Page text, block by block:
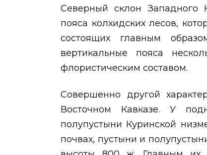
Северный склон Западного
пояса колхидских лесов,
состоящих главным
вертикальные пояса
флористическим составом.
Совершенно другой
Восточном Кавказе. У
полупустыни Куринской
почвах, пустыни и